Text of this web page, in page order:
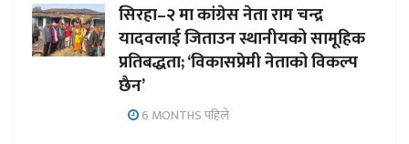
सिरहा–२ मा कांग्रेस नेता राम चन्द्र
यादवलाई जिताउन स्थानीयको सामूहिक
प्रतिबद्धता; ‘विकासप्रेमी नेताको विकल्प
छैन’
6 MONTHS पहिले